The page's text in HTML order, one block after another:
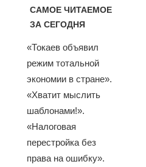
САМОЕ ЧИТАЕМОЕ
ЗА СЕГОДНЯ
«Токаев объявил
режим тотальной
экономии в стране».
«Хватит мыслить
шаблонами!».
«Налоговая
перестройка без
права на ошибку».